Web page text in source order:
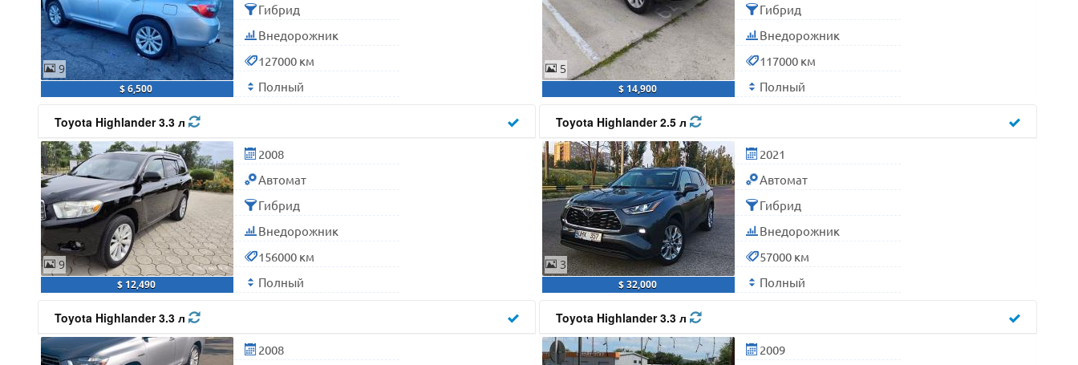
9
$ 6,500
Гибрид
Внедорожник
127000 км
Полный
5
$ 14,900
Гибрид
Внедорожник
117000 км
Полный
Toyota Highlander 3.3 л
9
$ 12,490
2008
Автомат
Гибрид
Внедорожник
156000 км
Полный
Toyota Highlander 2.5 л
3
$ 32,000
2021
Автомат
Гибрид
Внедорожник
57000 км
Полный
Toyota Highlander 3.3 л
2008
Toyota Highlander 3.3 л
2009